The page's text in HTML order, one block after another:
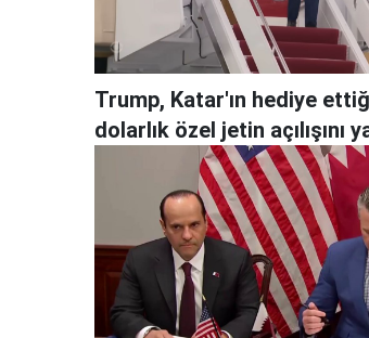
Trump, Katar'ın hediye
dolarlık özel jetin açılışını